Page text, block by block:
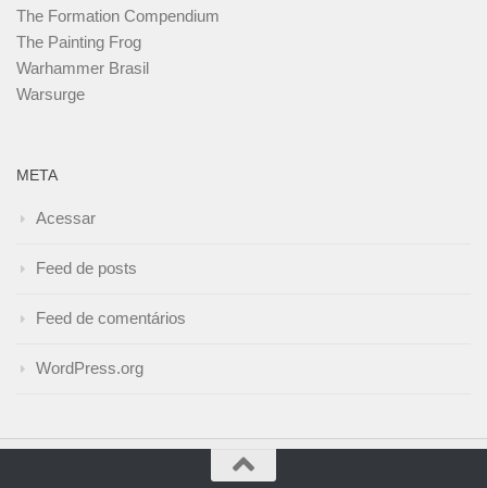
The Formation Compendium
The Painting Frog
Warhammer Brasil
Warsurge
META
Acessar
Feed de posts
Feed de comentários
WordPress.org